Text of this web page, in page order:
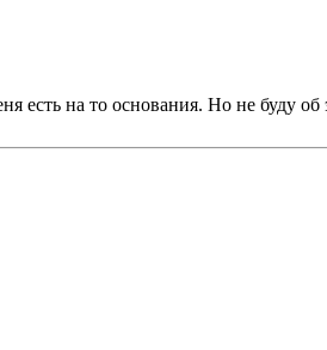
есть на то основания. Но не буду об